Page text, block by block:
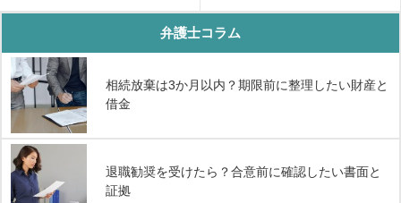
弁護士コラム
相続放棄は3か月以内？期限前に整理したい財産と
借金
退職勧奨を受けたら？合意前に確認したい書面と
証拠